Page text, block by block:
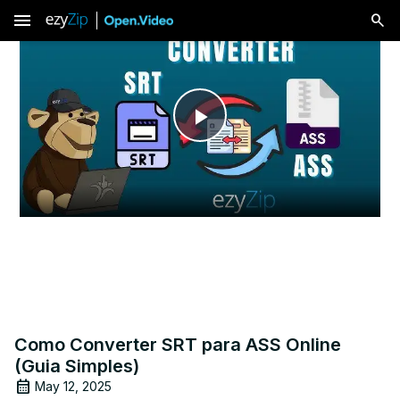
menu
Play
Video
Como Converter SRT para ASS Online
(Guia Simples)
May 12, 2025